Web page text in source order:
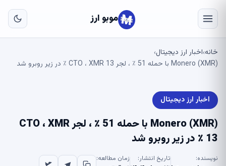
موبو ارز
خانه›اخبار ارز دیجیتال›
Monero (XMR) با حمله 51 ٪ ، لجر CTO ، XMR 13 ٪ در زیر روبرو شد
اخبار ارز دیجیتال
Monero (XMR) با حمله 51 ٪ ، لجر CTO ، XMR
13 ٪ در زیر روبرو شد
نویسنده: تاریخ انتشار: زمان مطالعه: